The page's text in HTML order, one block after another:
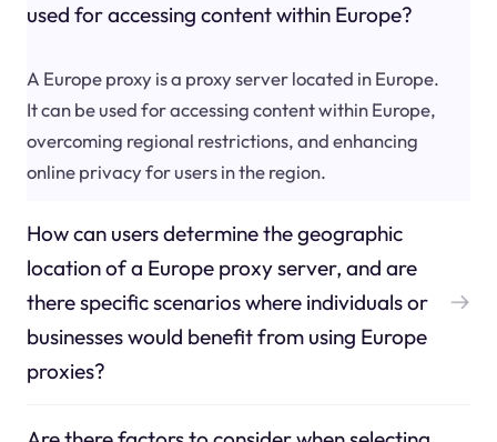
used for accessing content within Europe?
A Europe proxy is a proxy server located in Europe.
It can be used for accessing content within Europe,
overcoming regional restrictions, and enhancing
online privacy for users in the region.
How can users determine the geographic
location of a Europe proxy server, and are
there specific scenarios where individuals or
businesses would benefit from using Europe
proxies?